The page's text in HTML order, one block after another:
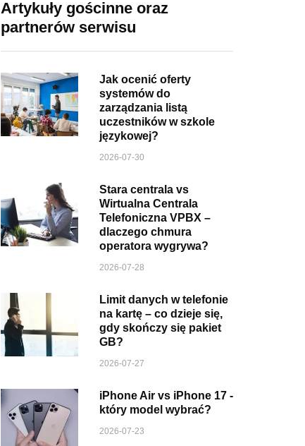
Artykuły gościnne oraz
partnerów serwisu
Jak ocenić oferty
systemów do
zarządzania listą
uczestników w szkole
językowej?
2026-07-30
Stara centrala vs
Wirtualna Centrala
Telefoniczna VPBX –
dlaczego chmura
operatora wygrywa?
2026-07-28
Limit danych w telefonie
na kartę – co dzieje się,
gdy skończy się pakiet
GB?
2026-07-27
iPhone Air vs iPhone 17 -
który model wybrać?
2026-07-23